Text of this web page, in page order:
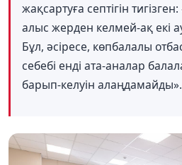
жақсартуға септігін
алыс жерден келмей-ақ екі
Бұл, әсіресе, көпбалалы
себебі енді ата-аналар
барып-келуін алаңдамайды».